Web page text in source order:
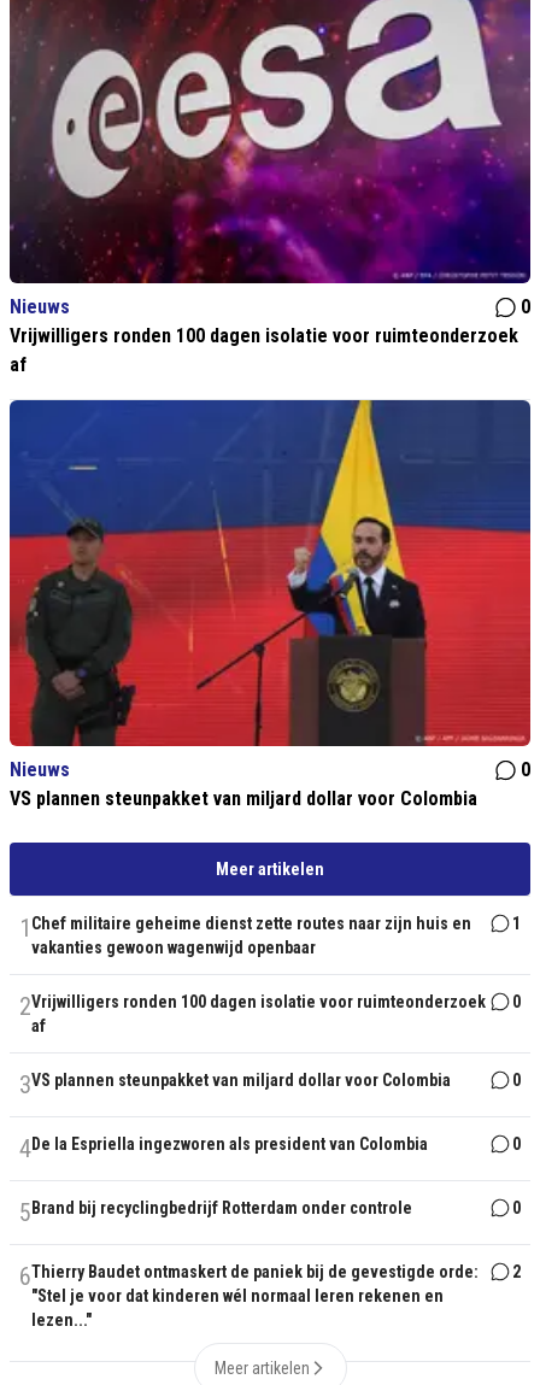
Nieuws
0
Vrijwilligers ronden 100 dagen isolatie voor ruimteonderzoek
af
Nieuws
0
VS plannen steunpakket van miljard dollar voor Colombia
Meer artikelen
1 Chef militaire geheime dienst zette routes naar zijn huis en
vakanties gewoon wagenwijd openbaar
1
2Vrijwilligers ronden 100 dagen isolatie voor ruimteonderzoek
af
0
3VS plannen steunpakket van miljard dollar voor Colombia 0
4De la Espriella ingezworen als president van Colombia 0
5 Brand bij recyclingbedrijf Rotterdam onder controle 0
6Thierry Baudet ontmaskert de paniek bij de gevestigde orde:
"Stel je voor dat kinderen wél normaal leren rekenen en
lezen..."
2
Meer artikelen